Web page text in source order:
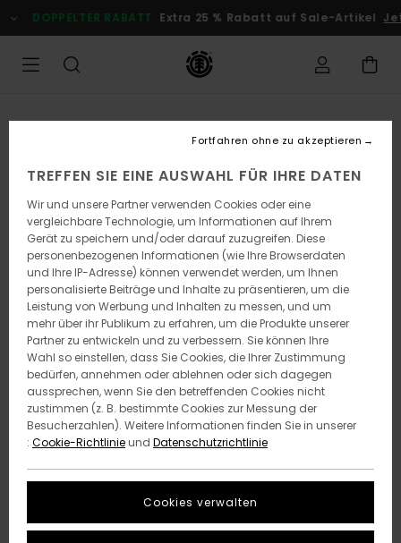
zur
Produktinformation
DOPPELTER RABATT Extra 25 % Rabatt auf Sale-Artikel Jetzt
TREFFEN SIE EINE AUSWAHL FÜR IHRE DATEN
Wir und unsere Partner verwenden Cookies oder eine
vergleichbare Technologie, um Informationen auf Ihrem
Gerät zu speichern und/oder darauf zuzugreifen. Diese
personenbezogenen Informationen (wie Ihre Browserdaten
und Ihre IP-Adresse) können verwendet werden, um Ihnen
personalisierte Beiträge und Inhalte zu präsentieren, um die
Leistung von Werbung und Inhalten zu messen, und um
mehr über ihr Publikum zu erfahren, um die Produkte unserer
Partner zu entwickeln und zu verbessern. Sie können Ihre
Wahl so einstellen, dass Sie Cookies, die Ihrer Zustimmung
bedürfen, annehmen oder ablehnen oder sich dagegen
aussprechen, wenn Sie den betreffenden Cookies nicht
zustimmen (z. B. bestimmte Cookies zur Messung der
Besucherzahlen). Weitere Informationen finden Sie in unserer
: Cookie-Richtlinieund Datenschutzrichtlinie
Cookies verwalten
Fortfahren ohne zu akzeptieren